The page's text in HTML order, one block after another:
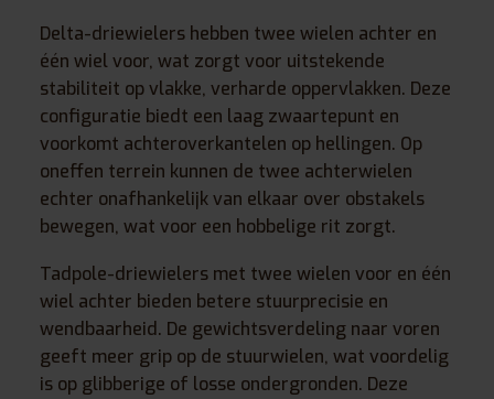
Delta-driewielers hebben twee wielen achter en
één wiel voor, wat zorgt voor uitstekende
stabiliteit op vlakke, verharde oppervlakken. Deze
configuratie biedt een laag zwaartepunt en
voorkomt achteroverkantelen op hellingen. Op
oneffen terrein kunnen de twee achterwielen
echter onafhankelijk van elkaar over obstakels
bewegen, wat voor een hobbelige rit zorgt.
Tadpole-driewielers met twee wielen voor en één
wiel achter bieden betere stuurprecisie en
wendbaarheid. De gewichtsverdeling naar voren
geeft meer grip op de stuurwielen, wat voordelig
is op glibberige of losse ondergronden. Deze